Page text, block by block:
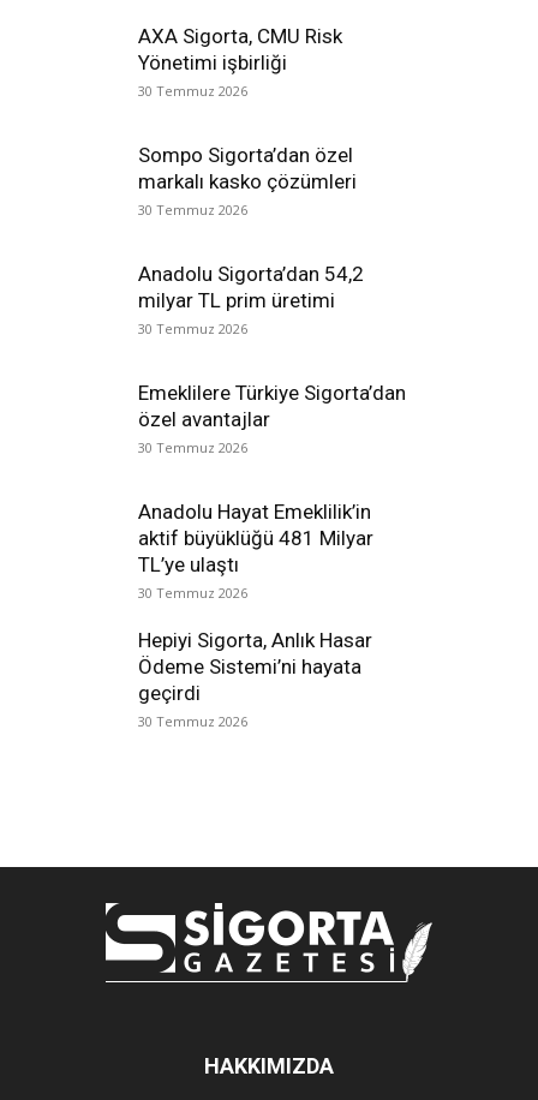
AXA Sigorta, CMU Risk
Yönetimi işbirliği
30 Temmuz 2026
Sompo Sigorta’dan özel
markalı kasko çözümleri
30 Temmuz 2026
Anadolu Sigorta’dan 54,2
milyar TL prim üretimi
30 Temmuz 2026
Emeklilere Türkiye Sigorta’dan
özel avantajlar
30 Temmuz 2026
Anadolu Hayat Emeklilik’in
aktif büyüklüğü 481 Milyar
TL’ye ulaştı
30 Temmuz 2026
Hepiyi Sigorta, Anlık Hasar
Ödeme Sistemi’ni hayata
geçirdi
30 Temmuz 2026
HAKKIMIZDA